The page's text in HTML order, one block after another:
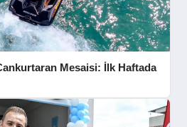
Mesaisi: İlk Haftada